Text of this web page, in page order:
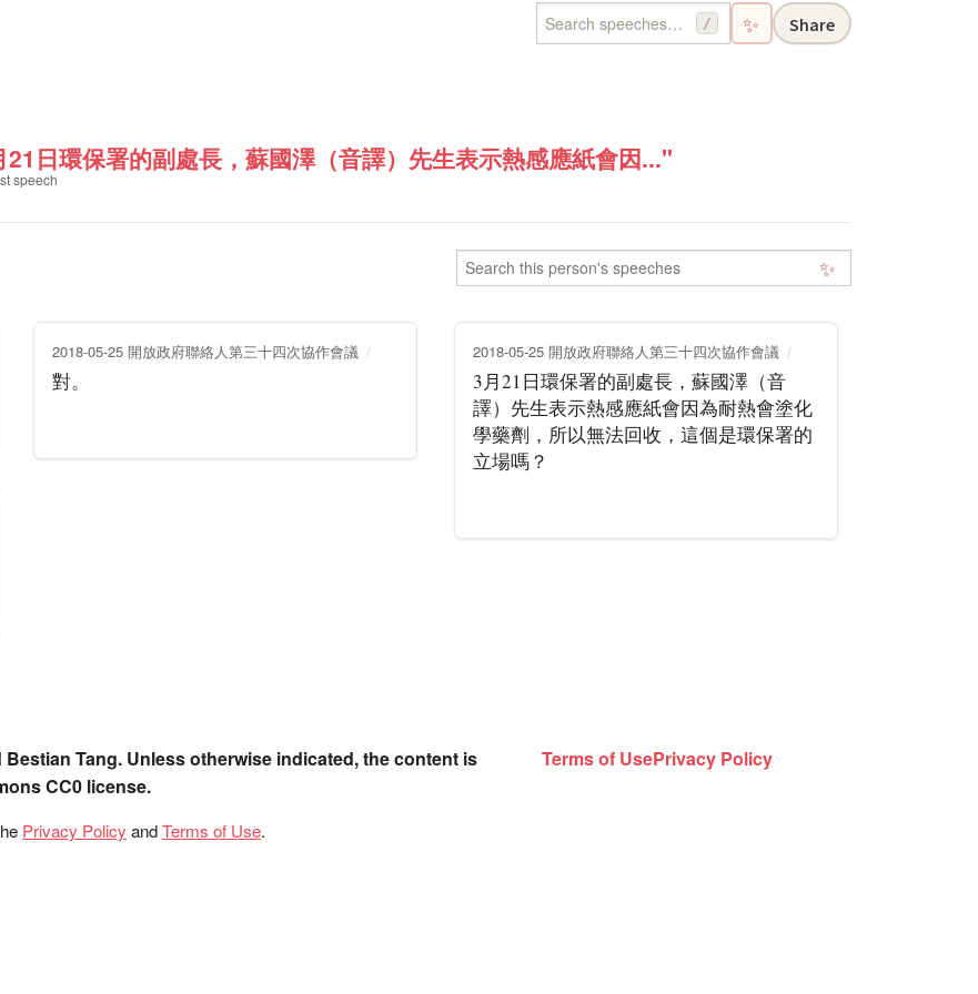
/ ✨ Share
21日環保署的副處長，蘇國澤（音譯）先生表示熱感應紙會因..."
speech
✨
2018-05-25 開放政府聯絡人第三十四次協作會議
對。
2018-05-25 開放政府聯絡人第三十四次協作會議
3月21日環保署的副處長，蘇國澤（音
譯）先生表示熱感應紙會因為耐熱會塗化
學藥劑，所以無法回收，這個是環保署的
立場嗎？
Tang. Unless otherwise indicated, the content is
CC0 license.
Privacy Policy andTerms of Use.
Terms of UsePrivacy Policy